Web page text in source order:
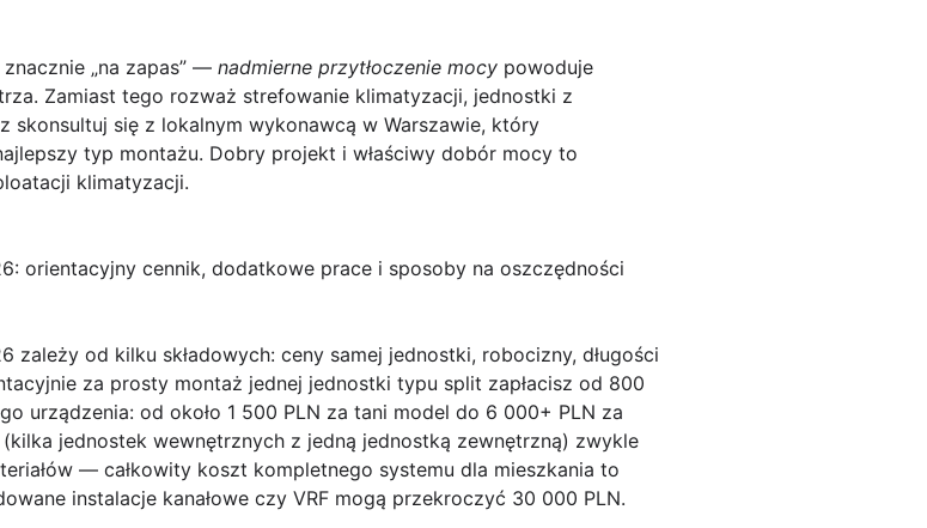
„na zapas” — nadmierne przytłoczenie mocy powoduje
Zamiast tego rozważ strefowanie klimatyzacji, jednostki z
skonsultuj się z lokalnym wykonawcą w Warszawie, który
typ montażu. Dobry projekt i właściwy dobór mocy to
klimatyzacji.
orientacyjny cennik, dodatkowe prace i sposoby na oszczędności
zależy od kilku składowych: ceny samej jednostki, robocizny, długości
za prosty montaż jednej jednostki typu split zapłacisz od 800
urządzenia: od około 1 500 PLN za tani model do 6 000+ PLN za
jednostek wewnętrznych z jedną jednostką zewnętrzną) zwykle
— całkowity koszt kompletnego systemu dla mieszkania to
instalacje kanałowe czy VRF mogą przekroczyć 30 000 PLN.